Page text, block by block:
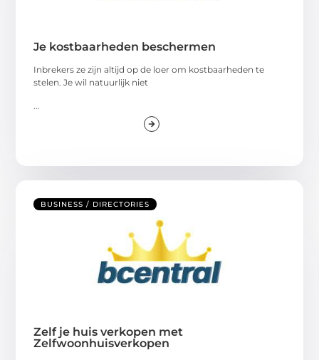
Je kostbaarheden beschermen
Inbrekers ze zijn altijd op de loer om kostbaarheden te
stelen. Je wil natuurlijk niet
BUSINESS / DIRECTORIES
Zelf je huis verkopen met
Zelfwoonhuisverkopen